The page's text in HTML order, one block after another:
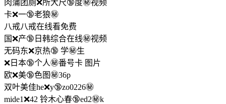
肉蒲团厕❌所大尺🔞度㊙️视频
卡❌一🔞老狼㊙️
八戒八戒在线看免费
国❌产🔞日韩综合在线㊙️视频
无码东❌京热🔞 学㊙️生
❌日本🔞个人㊙️番号卡 图片
欧❌美🔞色图㊙️36p
双叶美佳he❌y🔞zo0226㊙️
mide1❌42 铃木心春🔞ed2㊙️k